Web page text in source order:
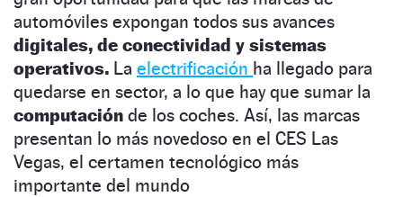
automóviles expongan todos sus avances
digitales, de conectividad y sistemas
operativos. La electrificación ha llegado para
quedarse en sector, a lo que hay que sumar la
computación de los coches. Así, las marcas
presentan lo más novedoso en el CES Las
Vegas, el certamen tecnológico más
importante del mundo